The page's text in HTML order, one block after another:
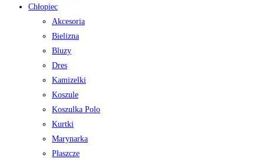
Chłopiec
Akcesoria
Bielizna
Bluzy
Dres
Kamizelki
Koszule
Koszulka Polo
Kurtki
Marynarka
Płaszcze